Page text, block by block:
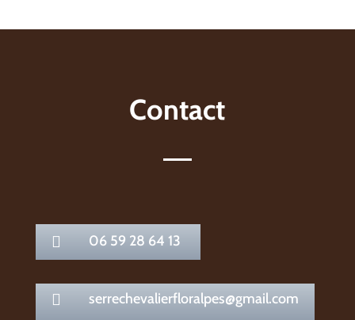
Contact
 06 59 28 64 13
 serrechevalierfloralpes@gmail.com